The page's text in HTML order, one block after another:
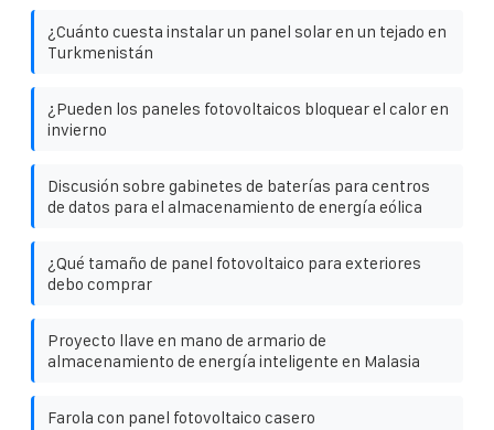
¿Cuánto cuesta instalar un panel solar en un tejado en
Turkmenistán
¿Pueden los paneles fotovoltaicos bloquear el calor en
invierno
Discusión sobre gabinetes de baterías para centros
de datos para el almacenamiento de energía eólica
¿Qué tamaño de panel fotovoltaico para exteriores
debo comprar
Proyecto llave en mano de armario de
almacenamiento de energía inteligente en Malasia
Farola con panel fotovoltaico casero